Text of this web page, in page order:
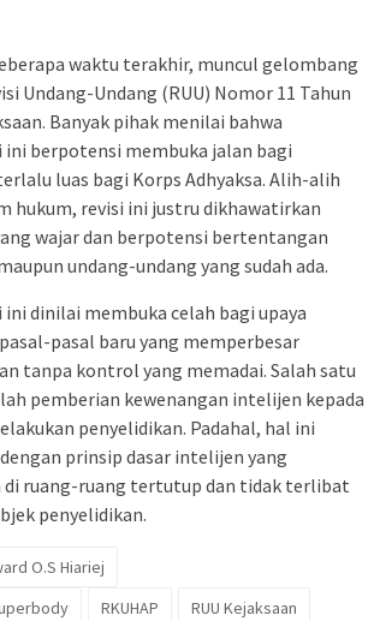
waktu terakhir, muncul gelombang
Undang-Undang (RUU) Nomor 11 Tahun
Banyak pihak menilai bahwa
ini berpotensi membuka jalan bagi
luas bagi Korps Adhyaksa. Alih-alih
hukum, revisi ini justru dikhawatirkan
wajar dan berpotensi bertentangan
undang-undang yang sudah ada.
dinilai membuka celah bagi upaya
pasal baru yang memperbesar
tanpa kontrol yang memadai. Salah satu
pemberian kewenangan intelijen kepada
penyelidikan. Padahal, hal ini
prinsip dasar intelijen yang
di ruang-ruang tertutup dan tidak terlibat
penyelidikan.
O.S Hiariej
RKUHAP
RUU Kejaksaan